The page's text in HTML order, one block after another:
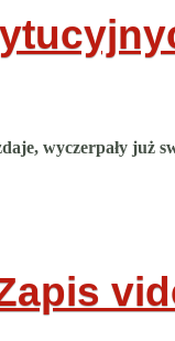
wyczerpały już